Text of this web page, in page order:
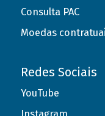
Consulta PAC
Moedas
Redes Sociais
YouTube